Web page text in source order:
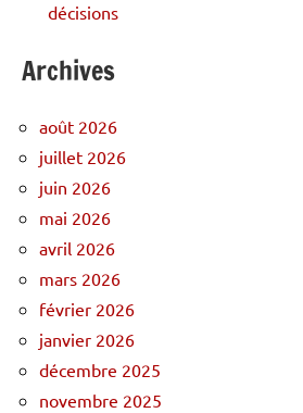
décisions
Archives
août 2026
juillet 2026
juin 2026
mai 2026
avril 2026
mars 2026
février 2026
janvier 2026
décembre 2025
novembre 2025